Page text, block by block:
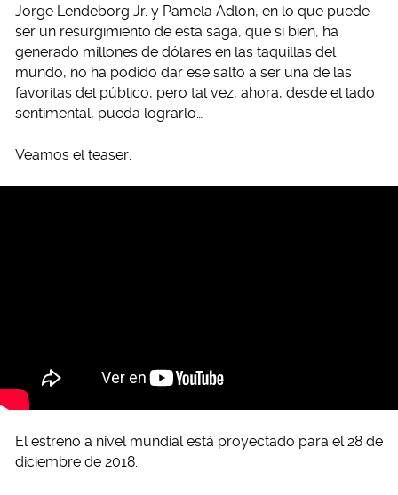
Jorge Lendeborg Jr. y Pamela Adlon, en lo que puede
ser un resurgimiento de esta saga, que si bien, ha
generado millones de dólares en las taquillas del
mundo, no ha podido dar ese salto a ser una de las
favoritas del público, pero tal vez, ahora, desde el lado
sentimental, pueda lograrlo…
Veamos el teaser:
El estreno a nivel mundial está proyectado para el 28 de
diciembre de 2018.